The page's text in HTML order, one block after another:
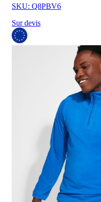
SKU: Q8PBV6
Sur devis